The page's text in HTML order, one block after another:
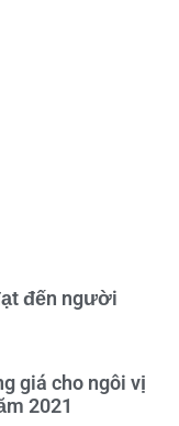
đến người
giá cho ngôi vị
2021